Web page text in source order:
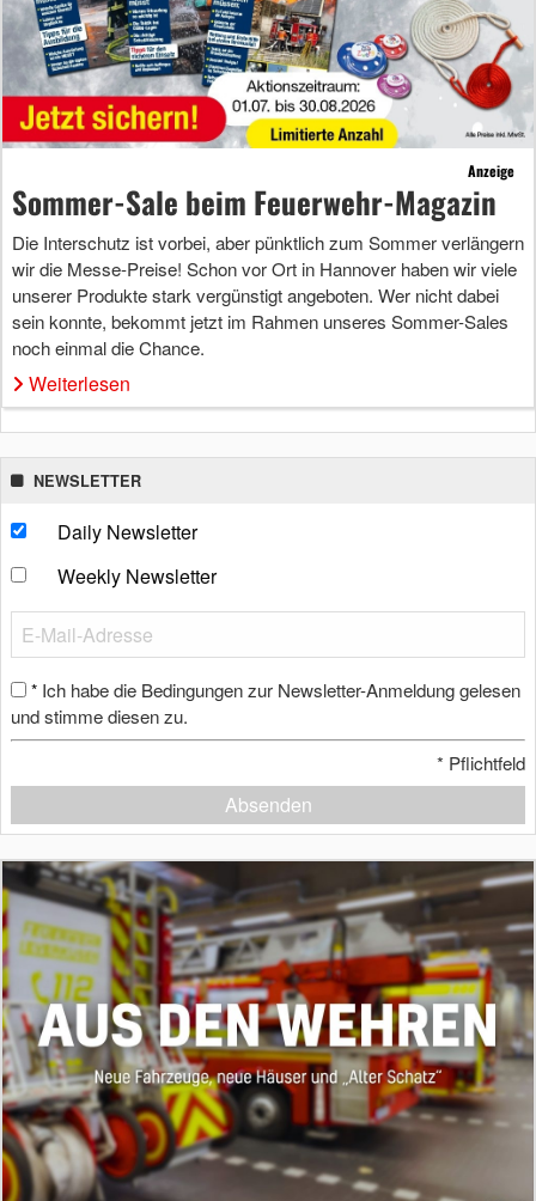
Anzeige
Sommer-Sale beim Feuerwehr-Magazin
Die Interschutz ist vorbei, aber pünktlich zum Sommer verlängern
wir die Messe-Preise! Schon vor Ort in Hannover haben wir viele
unserer Produkte stark vergünstigt angeboten. Wer nicht dabei
sein konnte, bekommt jetzt im Rahmen unseres Sommer-Sales
noch einmal die Chance.
Weiterlesen
NEWSLETTER
Daily Newsletter
Weekly Newsletter
* Ich habe die Bedingungen zur Newsletter-Anmeldung gelesen
und stimme diesen zu.
* Pflichtfeld
Absenden